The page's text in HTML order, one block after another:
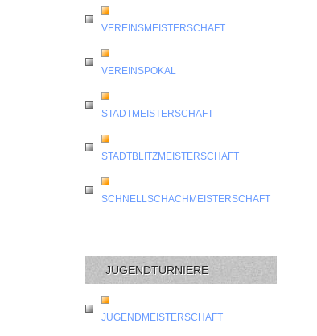
VEREINSMEISTERSCHAFT
VEREINSPOKAL
STADTMEISTERSCHAFT
STADTBLITZMEISTERSCHAFT
SCHNELLSCHACHMEISTERSCHAFT
JUGENDTURNIERE
JUGENDMEISTERSCHAFT